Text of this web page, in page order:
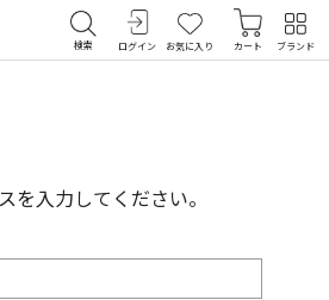
検索 ログイン お気に入り カート ブランド
を入力してください。